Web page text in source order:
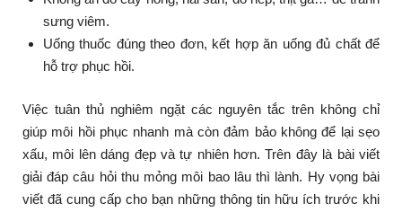
sưng viêm.
Uống thuốc đúng theo đơn, kết hợp ăn uống đủ chất để
hỗ trợ phục hồi.
Việc tuân thủ nghiêm ngặt các nguyên tắc trên không chỉ
giúp môi hồi phục nhanh mà còn đảm bảo không để lại sẹo
xấu, môi lên dáng đẹp và tự nhiên hơn.Trên đây là bài viết
giải đáp câu hỏi thu mỏng môi bao lâu thì lành. Hy vọng bài
viết đã cung cấp cho bạn những thông tin hữu ích trước khi